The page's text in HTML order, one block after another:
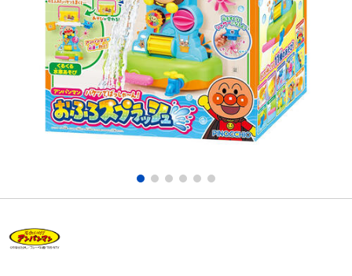
電子玩具
遊戲及拼圖系列
益智學習玩具
戶外及運動用品
playpop
LEGO樂高
LeapFrog跳跳蛙